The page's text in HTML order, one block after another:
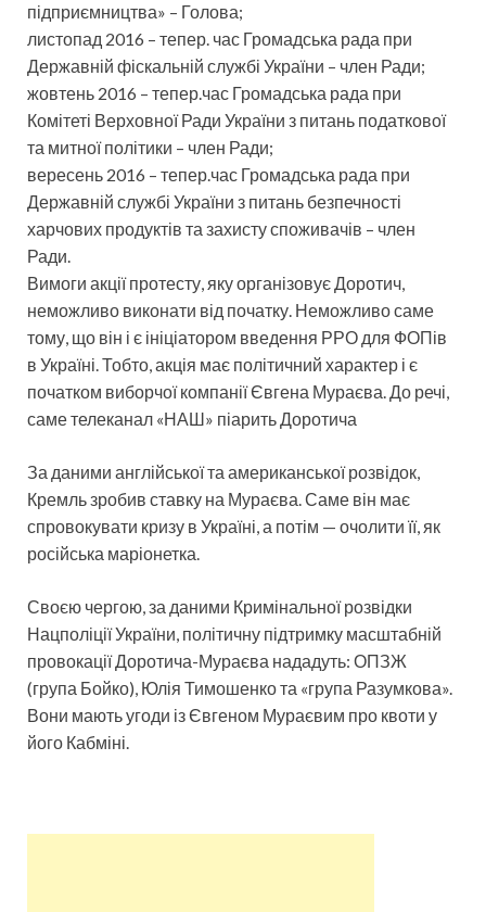
підприємництва» – Голова;
листопад 2016 – тепер. час Громадська рада при
Державній фіскальній службі України – член Ради;
жовтень 2016 – тепер.час Громадська рада при
Комітеті Верховної Ради України з питань податкової
та митної політики – член Ради;
вересень 2016 – тепер.час Громадська рада при
Державній службі України з питань безпечності
харчових продуктів та захисту споживачів – член
Ради.
Вимоги акції протесту, яку організовує Доротич,
неможливо виконати від початку. Неможливо саме
тому, що він і є ініціатором введення РРО для ФОПів
в Україні. Тобто, акція має політичний характер і є
початком виборчої компанії Євгена Мураєва. До речі,
саме телеканал «НАШ» піарить Доротича
За даними англійської та американської розвідок,
Кремль зробив ставку на Мураєва. Саме він має
спровокувати кризу в Україні, а потім — очолити її, як
російська маріонетка.
Своєю чергою, за даними Кримінальної розвідки
Нацполіції України, політичну підтримку масштабній
провокації Доротича-Мураєва нададуть: ОПЗЖ
(група Бойко), Юлія Тимошенко та «група Разумкова».
Вони мають угоди із Євгеном Мураєвим про квоти у
його Кабміні.